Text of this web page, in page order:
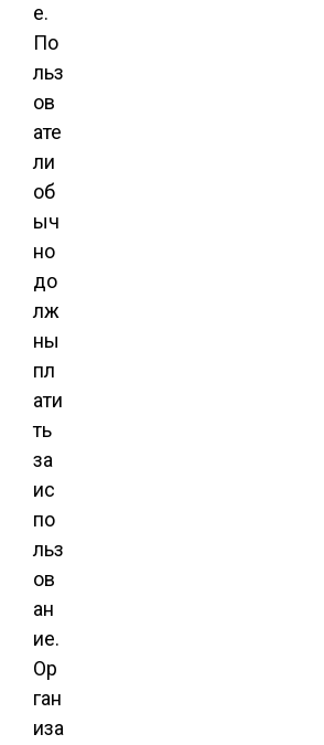
е.
По
льз
ов
ате
ли
об
ыч
но
до
лж
ны
пл
ати
ть
за
ис
по
льз
ов
ан
ие.
Ор
ган
иза